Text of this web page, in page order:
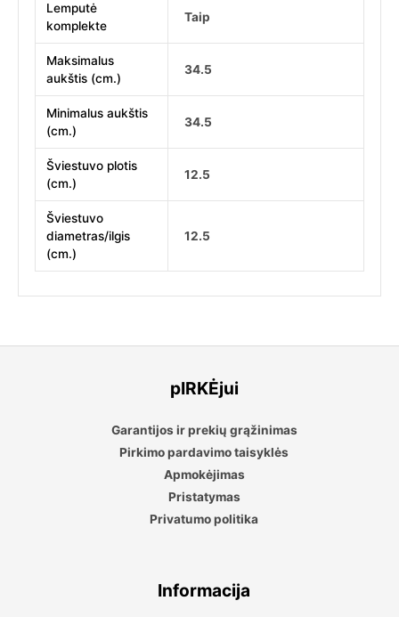
Lemputė
komplekte
Taip
Maksimalus
aukštis (cm.)
34.5
Minimalus aukštis
(cm.)
34.5
Šviestuvo plotis
(cm.)
12.5
Šviestuvo
diametras/ilgis
(cm.)
12.5
pIRKĖjui
Garantijos ir prekių grąžinimas
Pirkimo pardavimo taisyklės
Apmokėjimas
Pristatymas
Privatumo politika
Informacija